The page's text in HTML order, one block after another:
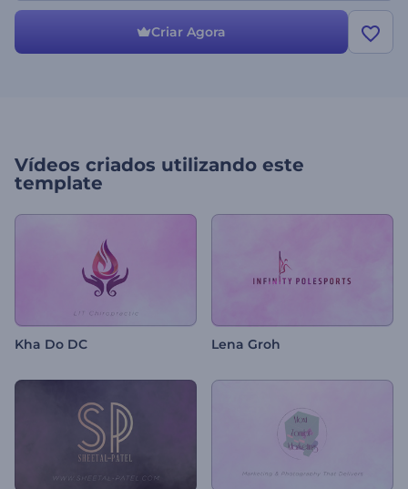
Criar Agora
Vídeos criados utilizando este
template
Kha Do DC Lena Groh